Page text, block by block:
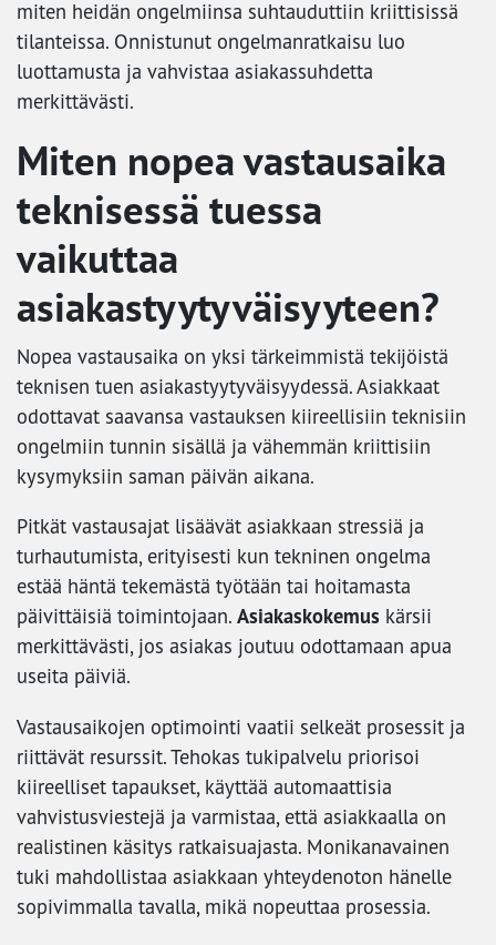
miten heidän ongelmiinsa suhtauduttiin kriittisissä
tilanteissa. Onnistunut ongelmanratkaisu luo
luottamusta ja vahvistaa asiakassuhdetta
merkittävästi.
Miten nopea vastausaika
teknisessä tuessa
vaikuttaa
asiakastyytyväisyyteen?
Nopea vastausaika on yksi tärkeimmistä tekijöistä
teknisen tuen asiakastyytyväisyydessä. Asiakkaat
odottavat saavansa vastauksen kiireellisiin teknisiin
ongelmiin tunnin sisällä ja vähemmän kriittisiin
kysymyksiin saman päivän aikana.
Pitkät vastausajat lisäävät asiakkaan stressiä ja
turhautumista, erityisesti kun tekninen ongelma
estää häntä tekemästä työtään tai hoitamasta
päivittäisiä toimintojaan. Asiakaskokemus kärsii
merkittävästi, jos asiakas joutuu odottamaan apua
useita päiviä.
Vastausaikojen optimointi vaatii selkeät prosessit ja
riittävät resurssit. Tehokas tukipalvelu priorisoi
kiireelliset tapaukset, käyttää automaattisia
vahvistusviestejä ja varmistaa, että asiakkaalla on
realistinen käsitys ratkaisuajasta. Monikanavainen
tuki mahdollistaa asiakkaan yhteydenoton hänelle
sopivimmalla tavalla, mikä nopeuttaa prosessia.